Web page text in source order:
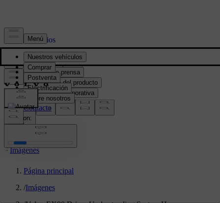
Prensa y Medios
Material de prensa
Información del producto
Información corporativa
Contacto de medios
location:
PY
Imágenes
Página principal
/Imágenes